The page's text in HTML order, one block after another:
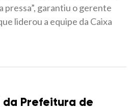
pressa”, garantiu o gerente
liderou a equipe da Caixa
Prefeitura de